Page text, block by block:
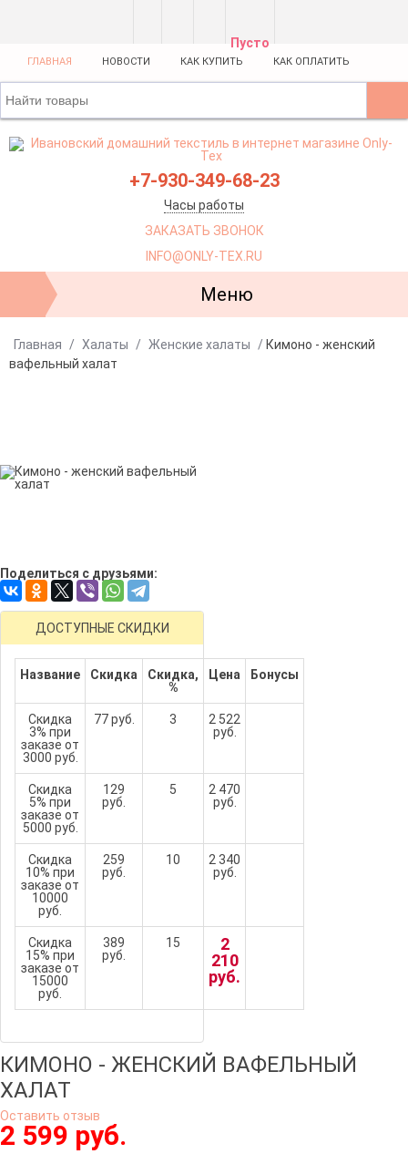
Пусто
ГЛАВНАЯ НОВОСТИ КАК КУПИТЬ КАК ОПЛАТИТЬ
+7-930-349-68-23
Часы работы
ЗАКАЗАТЬ ЗВОНОК
INFO@ONLY-TEX.RU
Меню
Главная / Халаты / Женские халаты / Кимоно - женский
вафельный халат
Поделиться с друзьями:
ДОСТУПНЫЕ СКИДКИ
Название Скидка
Скидка,
%
Цена Бонусы
Скидка
3% при
заказе от
3000 руб.
77 руб. 3
2 522
руб.
Скидка
5% при
заказе от
5000 руб.
129
руб.
5
2 470
руб.
Скидка
10% при
заказе от
10000
руб.
259
руб.
10
2 340
руб.
Скидка
15% при
заказе от
15000
руб.
389
руб.
15
2
210
руб.
КИМОНО - ЖЕНСКИЙ ВАФЕЛЬНЫЙ
ХАЛАТ
Оставить отзыв
2 599 руб.